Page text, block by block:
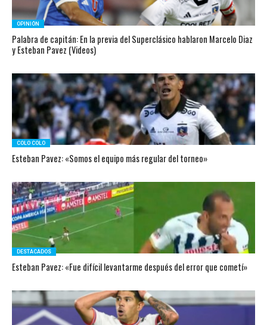
OPINIÓN
Palabra de capitán: En la previa del Superclásico hablaron Marcelo Diaz
y Esteban Pavez (Videos)
COLO COLO
Esteban Pavez: «Somos el equipo más regular del torneo»
DESTACADOS
Esteban Pavez: «Fue difícil levantarme después del error que cometí»